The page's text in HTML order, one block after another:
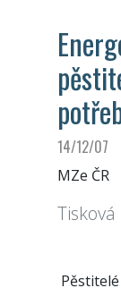
14/12/07
MZe ČR